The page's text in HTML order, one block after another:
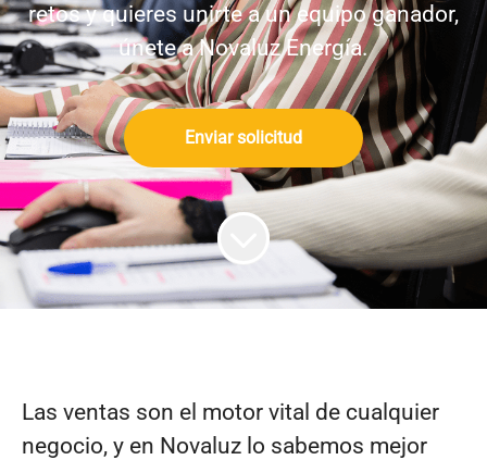
retos y quieres unirte a un equipo ganador,
únete a Novaluz Energía.
Enviar solicitud
Las ventas son el motor vital de cualquier
negocio, y en Novaluz lo sabemos mejor